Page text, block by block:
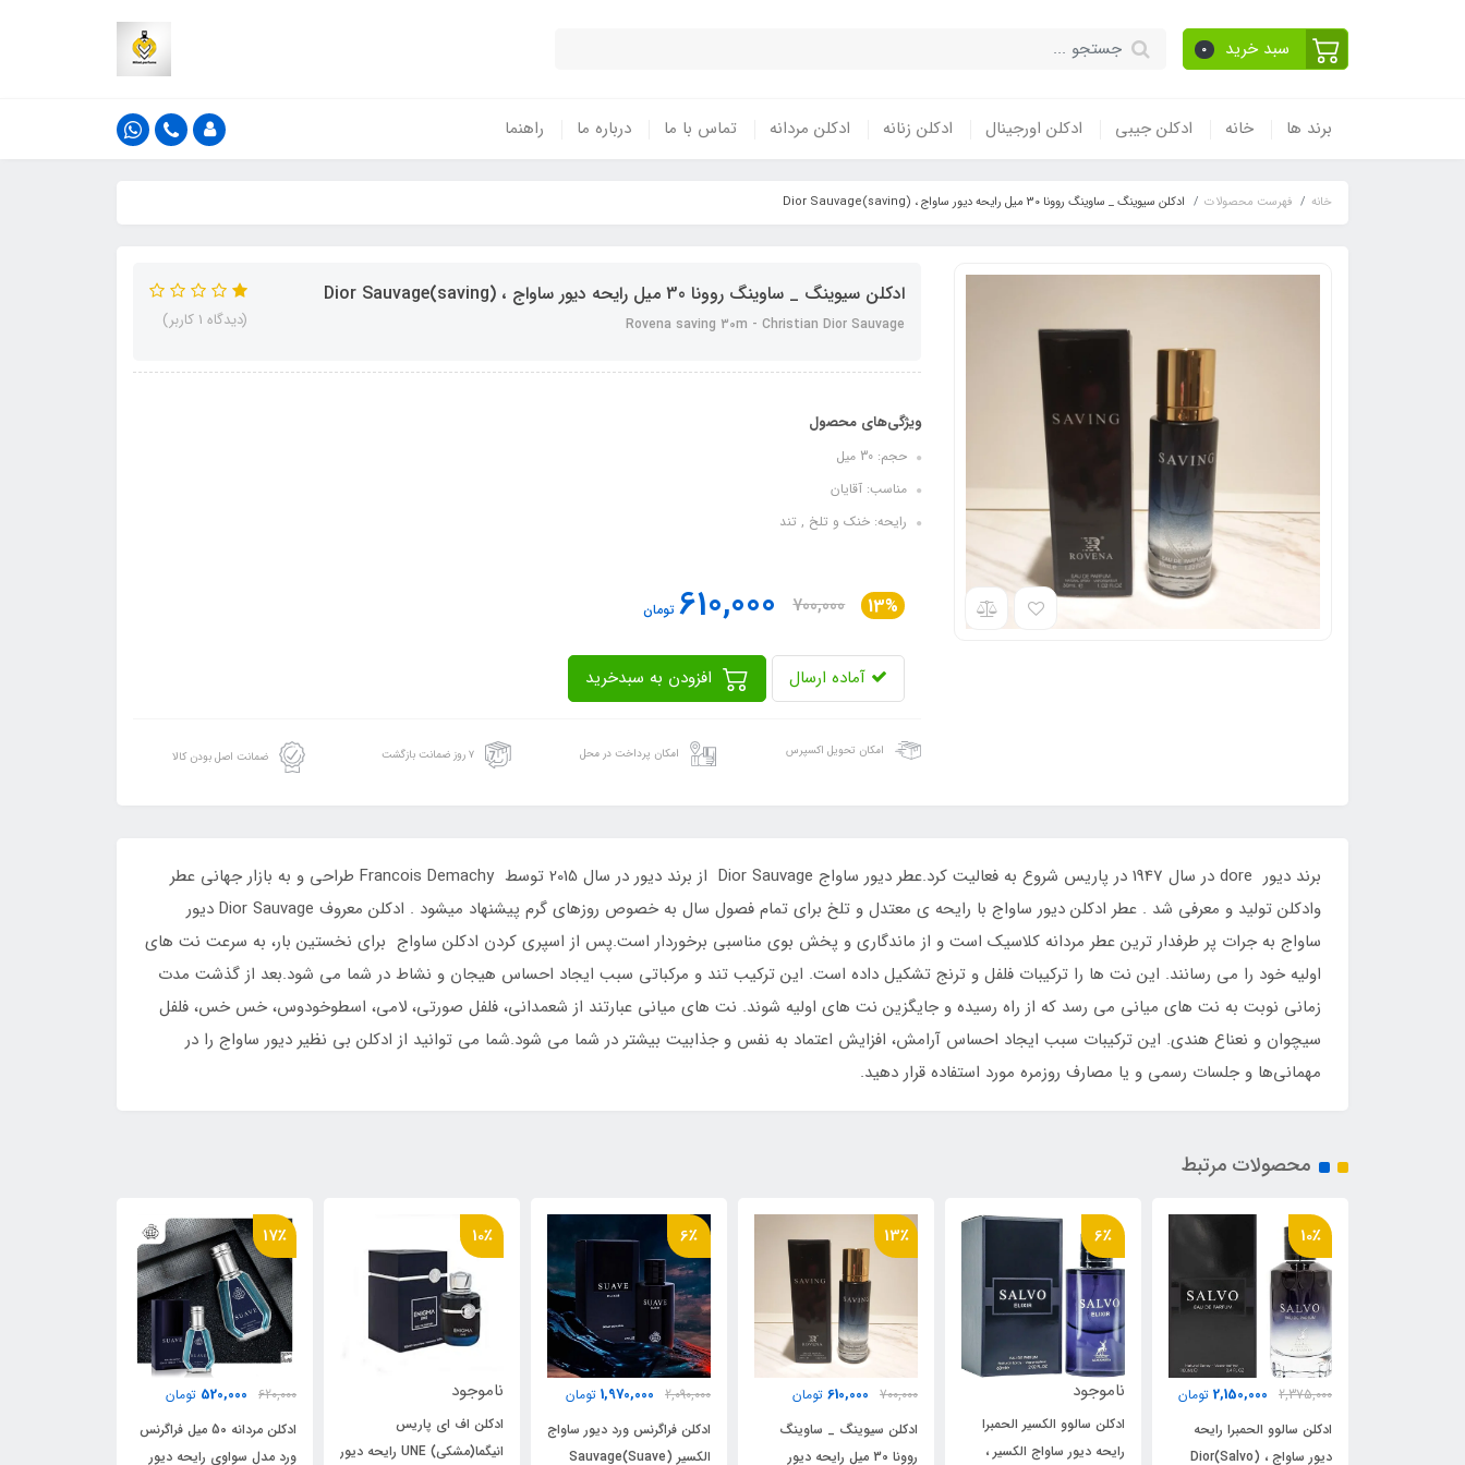
سبد خرید 0
برند ها خانه ادکلن جیبی ادکلن اورجینال ادکلن زنانه ادکلن مردانه تماس با ما درباره ما راهنما
خانه فهرست محصولات ادکلن سیوینگ _ ساوینگ روونا 30 میل رایحه دیور ساواج ، (saving)Dior Sauvage
ادکلن سیوینگ _ ساوینگ روونا 30 میل رایحه دیور ساواج ، (saving)Dior Sauvage
Rovena saving 30m - Christian Dior Sauvage (دیدگاه 1 کاربر)
ویژگی‌های محصول
حجم: 30 میل
مناسب: آقایان
رایحه: خنک و تلخ , تند
13%
700,000
610,000تومان
آماده ارسال
امکان تحویل اکسپرس امکان پرداخت در محل ۷ روز ضمانت بازگشت ضمانت اصل بودن کالا
برند دیور dore در سال 1947 در پاریس شروع به فعالیت کرد.عطر دیور ساواج Dior Sauvage از برند دیور در سال 2015 توسط Francois Demachy طراحی و به بازار جهانی عطر
وادکلن تولید و معرفی شد . عطر ادکلن دیور ساواج با رایحه ی معتدل و تلخ برای تمام فصول سال به خصوص روزهای گرم پیشنهاد میشود . ادکلن معروف Dior Sauvage دیور
ساواج به جرات پر طرفدار ترین عطر مردانه کلاسیک است و از ماندگاری و پخش بوی مناسبی برخوردار است.پس از اسپری کردن ادکلن ساواج برای نخستین بار، به سرعت نت های
اولیه خود را می رسانند. این نت ها را ترکیبات فلفل و ترنج تشکیل داده است. این ترکیب تند و مرکباتی سبب ایجاد احساس هیجان و نشاط در شما می شود.بعد از گذشت مدت
زمانی نوبت به نت های میانی می رسد که از راه رسیده و جایگزین نت های اولیه شوند. نت های میانی عبارتند از شعمدانی، فلفل صورتی، لامی، اسطوخودوس، خس خس، فلفل
سیچوان و نعناع هندی. این ترکیبات سبب ایجاد احساس آرامش، افزایش اعتماد به نفس و جذابیت بیشتر در شما می شود.شما می توانید از ادکلن بی نظیر دیور ساواج را در
مهمانی‌ها و جلسات رسمی و یا مصارف روزمره مورد استفاده قرار دهید.
محصولات مرتبط
6٪
ناموجود
ادکلن سالوو الکسیر الحمبرا
رایحه دیور ساواج الکسیر ،
13٪
700,000
ادکلن سیوینگ _ ساوینگ
روونا 30 میل رایحه دیور
6٪
2,090,000
1,970,000 تومان
ادکلن فراگرنس ورد دیور ساواج
الکسیر Sauvage(Suave)
10٪
ناموجود
ادکلن اف ای پاریس
انیگما(مشکی) UNE رایحه دیور
17٪
620,000
ادکلن مردانه 50 میل فراگرنس
ورد مدل سواوی رایحه دیور
9٪
ناموجود
ادکلن میسون مدل ساواج
الکسیر رایحه دیور ساواج